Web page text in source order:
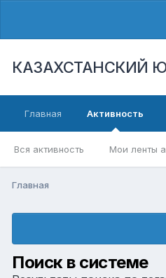
КАЗАХСТАНСКИЙ
Главная Активность
Вся активность Мои ленты
Главная
Поиск в системе